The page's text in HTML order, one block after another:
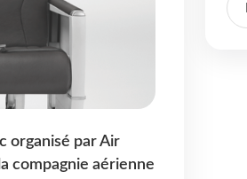
organisé par Air
compagnie aérienne